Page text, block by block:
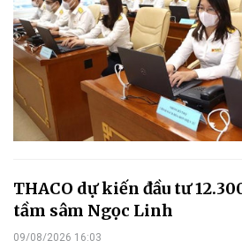
THACO dự kiến đầu tư
tầm sâm Ngọc Linh
09/08/2026 16:03